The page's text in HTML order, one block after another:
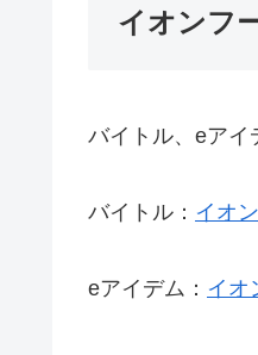
イオンフ
バイトル、eアイ
バイトル： イオ
eアイデム： イオ